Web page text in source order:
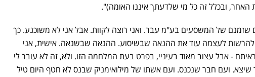
האחר, ובכלל זה כל מי שלדעתך איננו האומה)".
שזמנם של המשסעים בע"מ עבר. ואני רוצה לקוות. אבל אני לא משוכנע. כך
להרשות לעצמה עוד את ההנאה שבשיסוע. ההנאה שבשנאה. אישית, אני
- אבל עצוב מאוד בעיניי, בפרט בעת המלחמה הזו. ולא, זה לא עובר לי
שיצא. ועם חבר שנכנס. ועם אשתו של מילואימניק שבנס לא חטף היום טיל